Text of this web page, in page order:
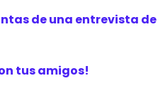
de una entrevista de
tus amigos!